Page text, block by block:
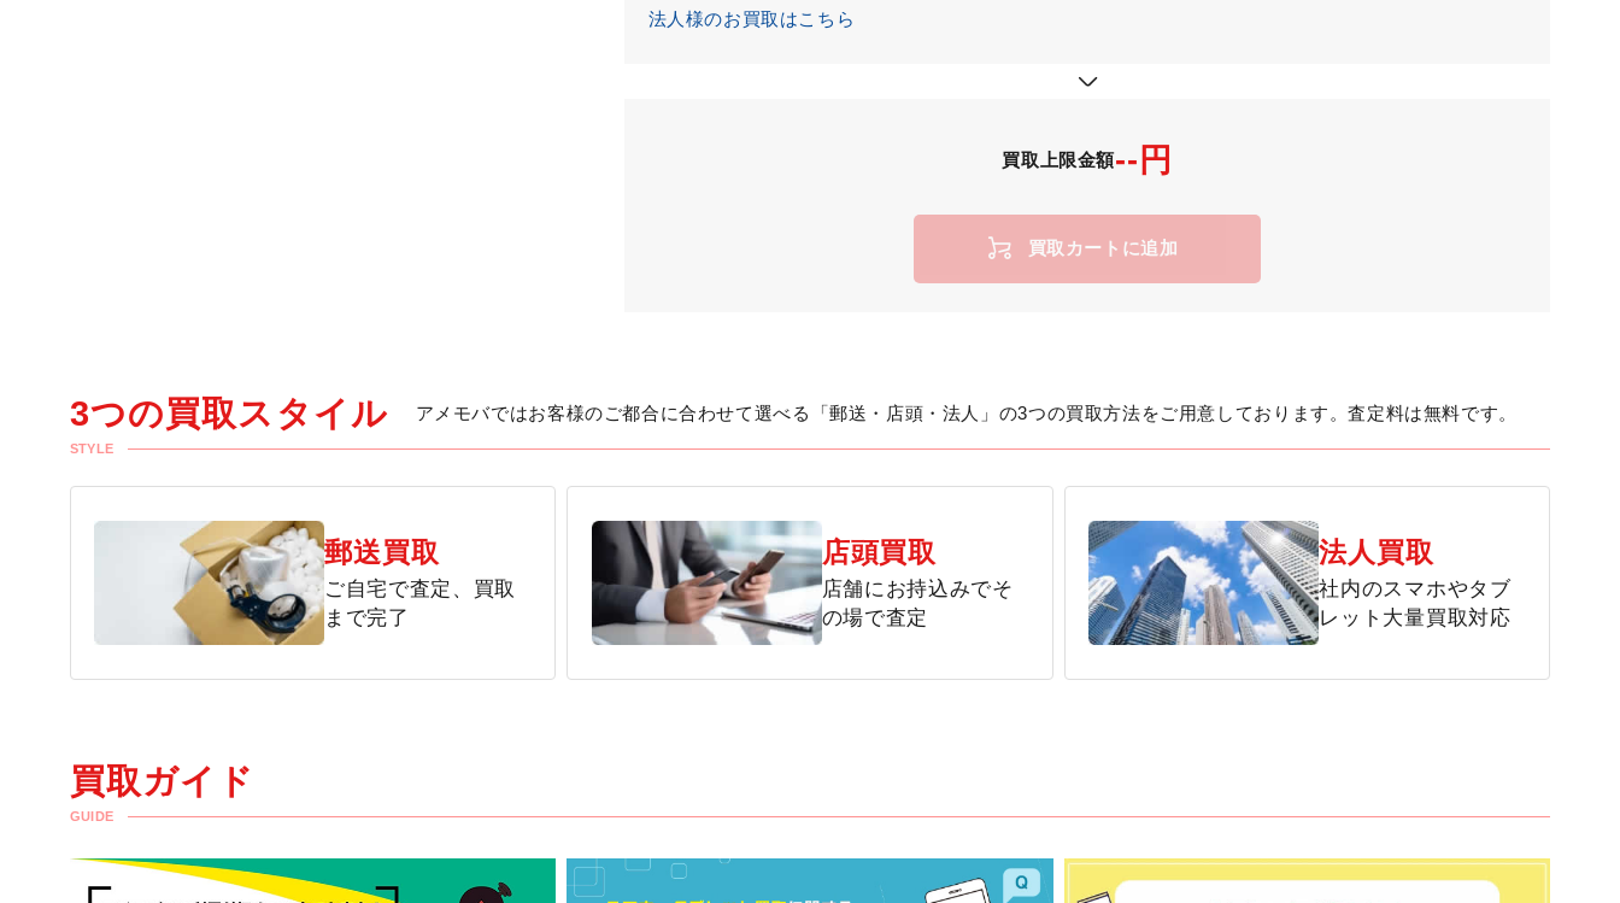
法人様のお買取はこちら
買取上限金額--円
買取カートに追加
3つの買取スタイル
STYLE
アメモバではお客様のご都合に合わせて選べる「郵送・店頭・法人」の3つの買取方法をご用意しております。査定料は無料です。
郵送買取
ご自宅で査定、買取
まで完了
店頭買取
店舗にお持込みでそ
の場で査定
法人買取
社内のスマホやタブ
レット大量買取対応
買取ガイド
GUIDE